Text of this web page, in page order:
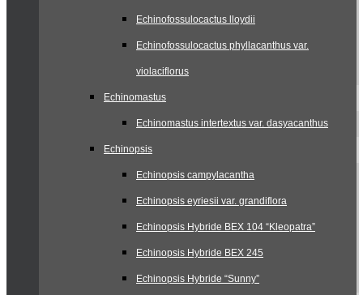
Echinofossulocactus lloydii
Echinofossulocactus phyllacanthus var.
violaciflorus
Echinomastus
Echinomastus intertextus var. dasyacanthus
Echinopsis
Echinopsis campylacantha
Echinopsis eyriesii var. grandiflora
Echinopsis Hybride BEX 104 “Kleopatra”
Echinopsis Hybride BEX 245
Echinopsis Hybride “Sunny”